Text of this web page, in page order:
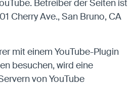
Betreiber der Seiten ist
Cherry Ave., San Bruno, CA
mit einem YouTube-Plugin
besuchen, wird eine
von YouTube